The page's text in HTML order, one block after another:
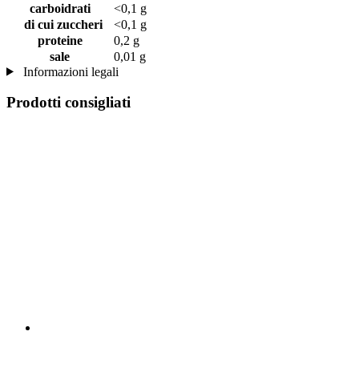
carboidrati
<0,1 g
di cui zuccheri
<0,1 g
proteine
0,2 g
sale
0,01 g
Informazioni legali
Prodotti consigliati